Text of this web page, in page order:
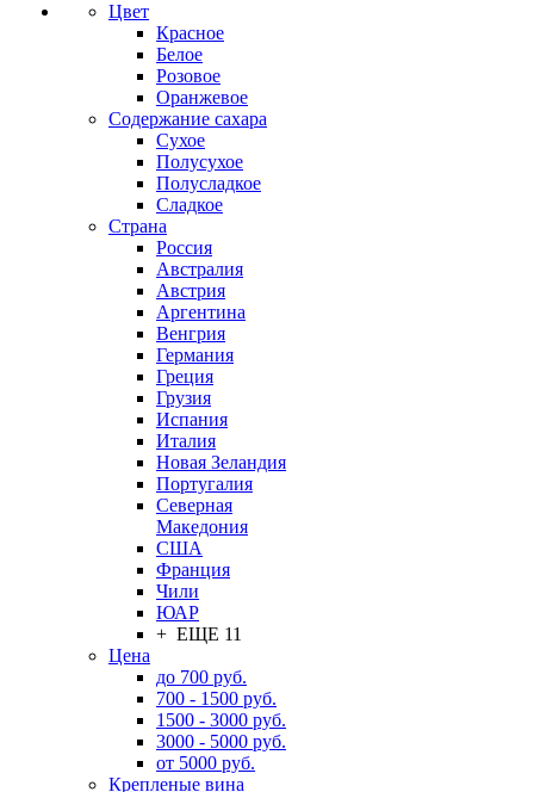
Цвет
Красное
Белое
Розовое
Оранжевое
Содержание сахара
Сухое
Полусухое
Полусладкое
Сладкое
Страна
Россия
Австралия
Австрия
Аргентина
Венгрия
Германия
Греция
Грузия
Испания
Италия
Новая Зеландия
Португалия
Северная
Македония
США
Франция
Чили
ЮАР
+ ЕЩЕ 11
Цена
до 700 руб.
700 - 1500 руб.
1500 - 3000 руб.
3000 - 5000 руб.
от 5000 руб.
Крепленые вина